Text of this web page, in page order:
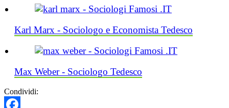
Karl Marx - Sociologo e Economista Tedesco
Max Weber - Sociologo Tedesco
Condividi: